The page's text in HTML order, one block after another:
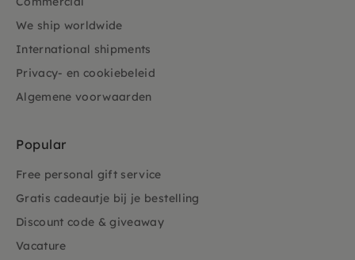
We ship worldwide
International shipments
Privacy- en cookiebeleid
Algemene voorwaarden
Popular
Free personal gift service
Gratis cadeautje bij je bestelling
Discount code & giveaway
Vacature